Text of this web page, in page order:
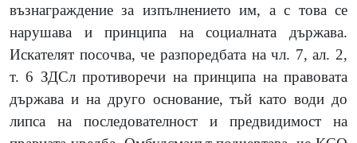
възнаграждение за изпълнението им, а с това се
нарушава и принципа на социалната държава.
Искателят посочва, че разпоредбата на чл. 7, ал. 2,
т. 6 ЗДСл противоречи на принципа на правовата
държава и на друго основание, тъй като води до
липса на последователност и предвидимост на